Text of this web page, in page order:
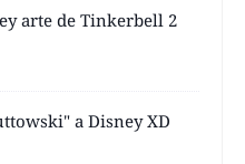
arte de Tinkerbell 2
a Disney XD